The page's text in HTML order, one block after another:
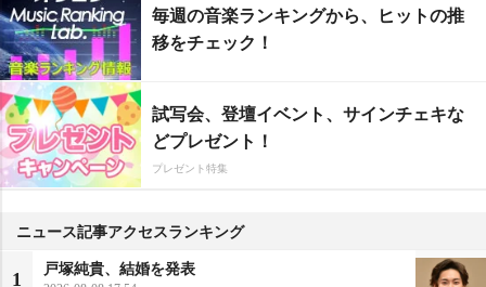
毎週の音楽ランキングから、ヒットの推
移をチェック！
試写会、登壇イベント、サインチェキな
どプレゼント！
プレゼント特集
ニュース記事アクセスランキング
1
戸塚純貴、結婚を発表